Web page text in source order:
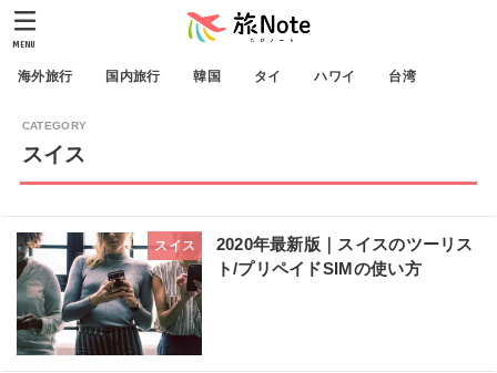
海外旅行 国内旅行 韓国 タイ ハワイ 台湾
MENU
スイス
スイス
2020年最新版｜スイスのツーリス
ト/プリペイドSIMの使い方